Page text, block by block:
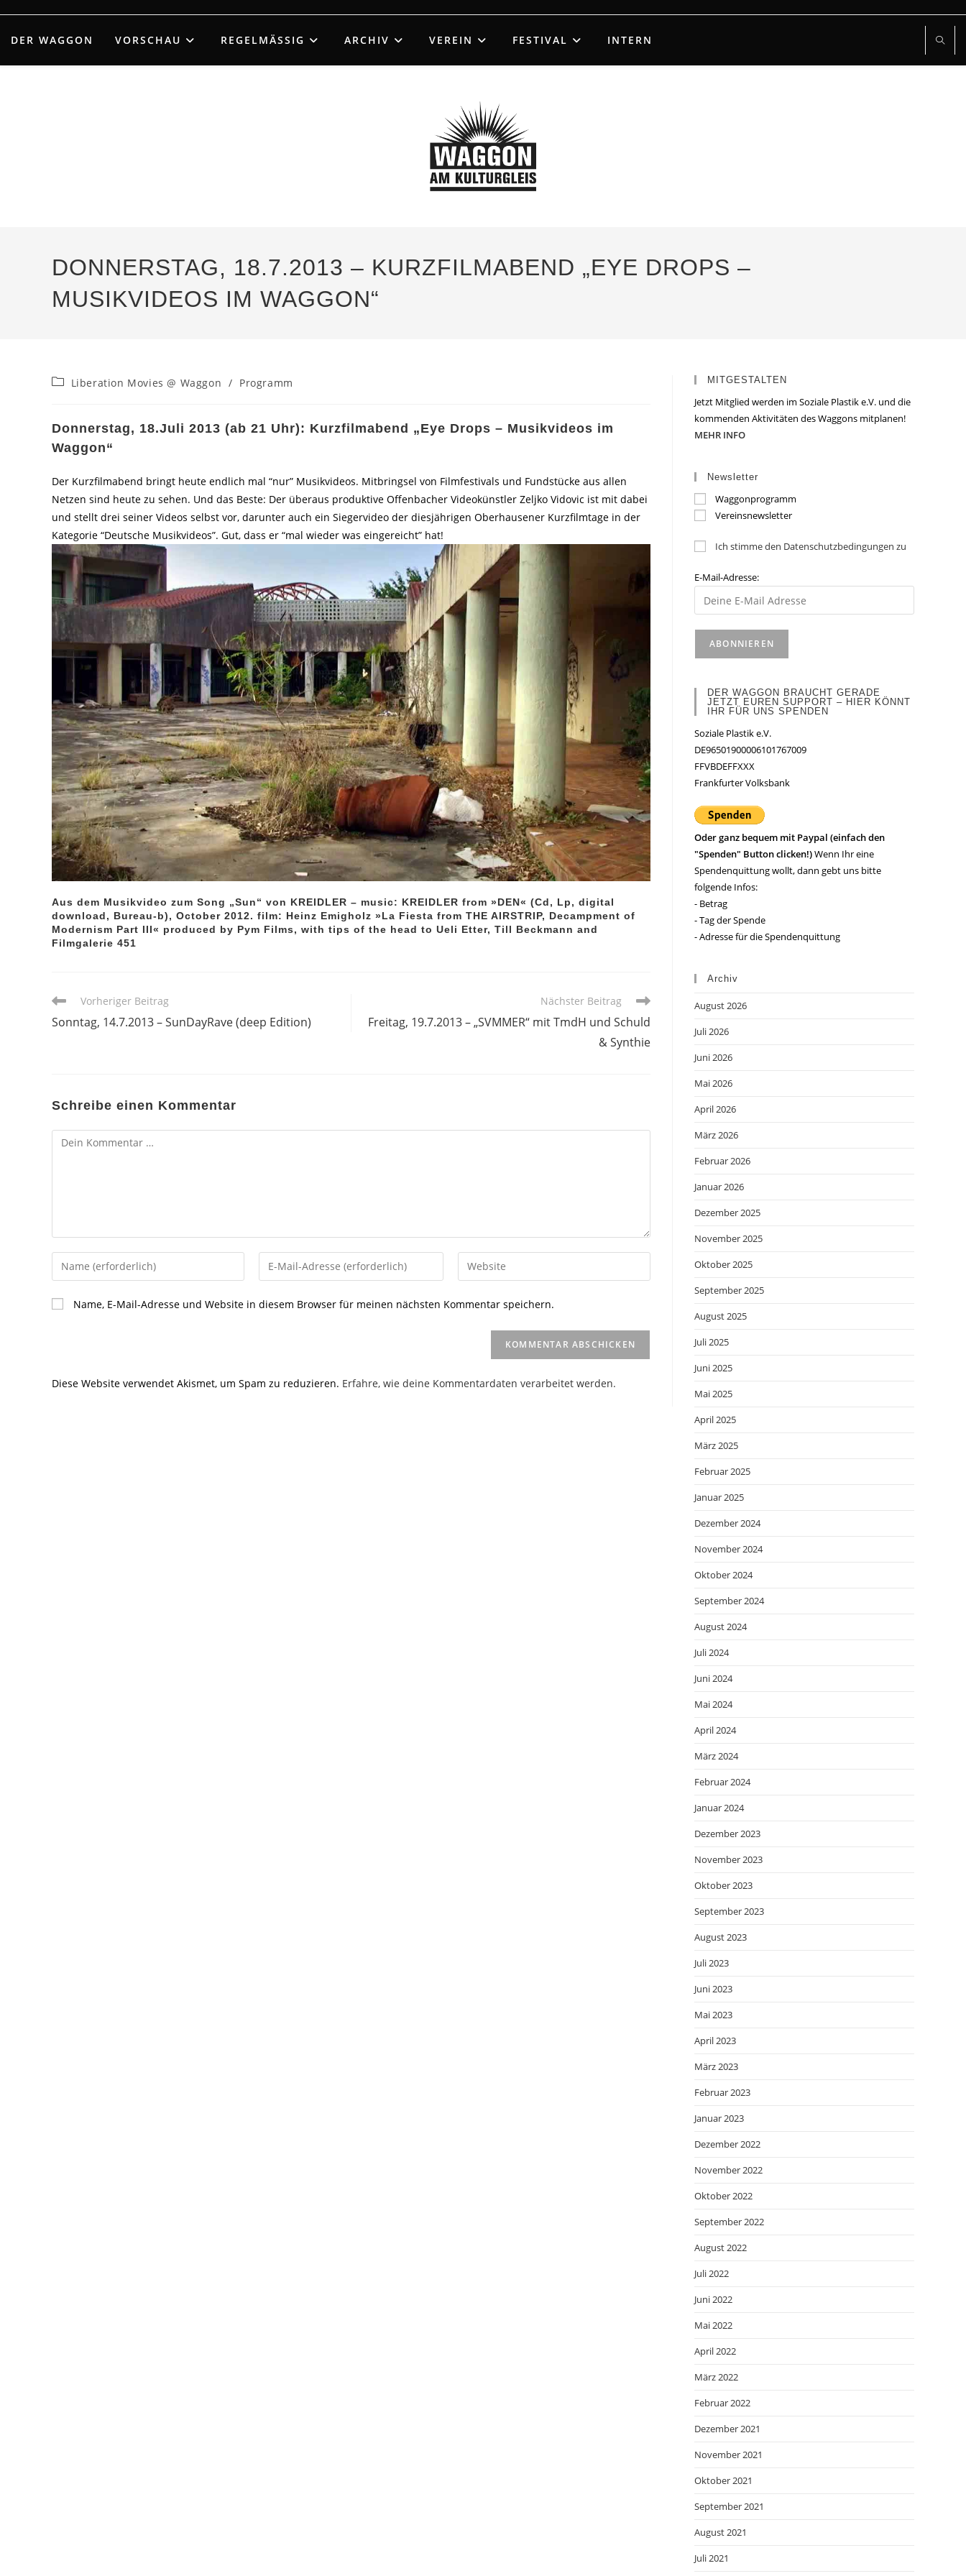
springen
DER WAGGON VORSCHAU REGELMÄSSIG ARCHIV VEREIN FESTIVAL INTERN
DONNERSTAG, 18.7.2013 – KURZFILMABEND „EYE DROPS –
MUSIKVIDEOS IM WAGGON“
Beitrags-
Liberation Movies @ Waggon / Programm
Donnerstag, 18.Juli 2013 (ab 21 Uhr): Kurzfilmabend „Eye Drops – Musikvideos im
Waggon“
Der Kurzfilmabend bringt heute endlich mal “nur” Musikvideos. Mitbringsel von Filmfestivals und Fundstücke aus allen
Netzen sind heute zu sehen. Und das Beste: Der überaus produktive Offenbacher Videokünstler Zeljko Vidovic ist mit dabei
und stellt drei seiner Videos selbst vor, darunter auch ein Siegervideo der diesjährigen Oberhausener Kurzfilmtage in der
Kategorie “Deutsche Musikvideos”. Gut, dass er “mal wieder was eingereicht” hat!
Aus dem Musikvideo zum Song „Sun“ von KREIDLER – music: KREIDLER from »DEN« (Cd, Lp, digital
download, Bureau-b), October 2012. film: Heinz Emigholz »La Fiesta from THE AIRSTRIP, Decampment of
Modernism Part III« produced by Pym Films, with tips of the head to Ueli Etter, Till Beckmann and
Filmgalerie 451
Weitere
ansehen
Vorheriger Beitrag
Sonntag, 14.7.2013 – SunDayRave (deep Edition)
Nächster Beitrag
Freitag, 19.7.2013 – „SVMMER“ mit TmdH und Schuld
& Synthie
Schreibe einen Kommentar
Kommentar
Gib
deinen
Namen
oder
ein
Gib
deine
ein
Gib
deine
Name, E-Mail-Adresse und Website in diesem Browser für meinen nächsten Kommentar speichern.
Diese Website verwendet Akismet, um Spam zu reduzieren. Erfahre, wie deine Kommentardaten verarbeitet werden.
MITGESTALTEN
Jetzt Mitglied werden im Soziale Plastik e.V. und die
kommenden Aktivitäten des Waggons mitplanen!
MEHR INFO
Newsletter
Waggonprogramm
Vereinsnewsletter
Ich stimme den Datenschutzbedingungen zu
E-Mail-Adresse:
DER WAGGON BRAUCHT GERADE
JETZT EUREN SUPPORT – HIER KÖNNT
IHR FÜR UNS SPENDEN
Soziale Plastik e.V.
DE96501900006101767009
FFVBDEFFXXX
Frankfurter Volksbank
Oder ganz bequem mit Paypal (einfach den
"Spenden" Button clicken!)Wenn Ihr eine
Spendenquittung wollt, dann gebt uns bitte
folgende Infos:
- Betrag
- Tag der Spende
- Adresse für die Spendenquittung
Archiv
August 2026
Juli 2026
Juni 2026
Mai 2026
April 2026
März 2026
Februar 2026
Januar 2026
Dezember 2025
November 2025
Oktober 2025
September 2025
August 2025
Juli 2025
Juni 2025
Mai 2025
April 2025
März 2025
Februar 2025
Januar 2025
Dezember 2024
November 2024
Oktober 2024
September 2024
August 2024
Juli 2024
Juni 2024
Mai 2024
April 2024
März 2024
Februar 2024
Januar 2024
Dezember 2023
November 2023
Oktober 2023
September 2023
August 2023
Juli 2023
Juni 2023
Mai 2023
April 2023
März 2023
Februar 2023
Januar 2023
Dezember 2022
November 2022
Oktober 2022
September 2022
August 2022
Juli 2022
Juni 2022
Mai 2022
April 2022
März 2022
Februar 2022
Dezember 2021
November 2021
Oktober 2021
September 2021
August 2021
Juli 2021